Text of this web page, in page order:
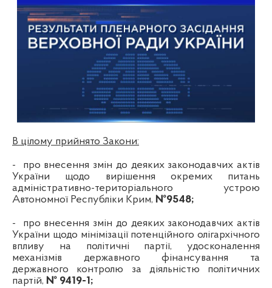
В цілому прийнято Закони:
-
про внесення змін до деяких законодавчих актів
України щодо вирішення окремих питань
адміністративно-територіального устрою
Автономної Республіки Крим, №9548;
-
про внесення змін до деяких законодавчих актів
України щодо мінімізації потенційного олігархічного
впливу на політичні партії, удосконалення
механізмів державного фінансування та
державного контролю за діяльністю політичних
партій, № 9419-1;